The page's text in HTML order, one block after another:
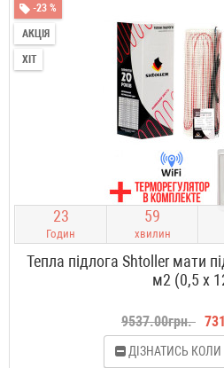
-23 %
АКЦІЯ
ХІТ
23
Годин
59
хвилин
Тепла підлога Shtoller мати
м2 (0,5 х
9537.00грн.
ДІЗНАТИСЬ КОЛИ